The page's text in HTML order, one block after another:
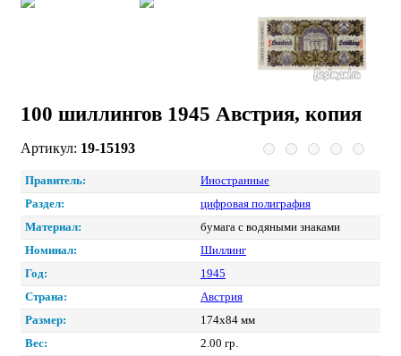
100 шиллингов 1945 Австрия, копия
Артикул: 19-15193
Правитель:
Иностранные
Раздел:
цифровая полиграфия
Материал:
бумага с водяными знаками
Номинал:
Шиллинг
Год:
1945
Страна:
Австрия
Размер:
174х84 мм
Вес:
2.00 гр.